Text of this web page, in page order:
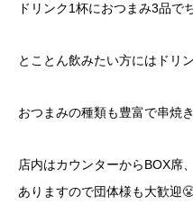
ドリンク1杯におつまみ3品で
とことん飲みたい方にはドリ
おつまみの種類も豊富で串焼
店内はカウンターからBOX席
ありますので団体様も大歓迎